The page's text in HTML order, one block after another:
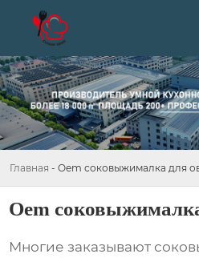
Главная - Oem соковыжималка для
Oem
Многие заказывают